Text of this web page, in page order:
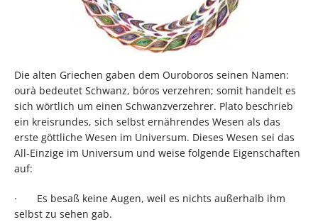
Die alten Griechen gaben dem Ouroboros seinen Namen:
ourà bedeutet Schwanz, bóros verzehren; somit handelt es
sich wörtlich um einen Schwanzverzehrer. Plato beschrieb
ein kreisrundes, sich selbst ernährendes Wesen als das
erste göttliche Wesen im Universum. Dieses Wesen sei das
All-Einzige im Universum und weise folgende Eigenschaften
auf:
· Es besaß keine Augen, weil es nichts außerhalb ihm
selbst zu sehen gab.